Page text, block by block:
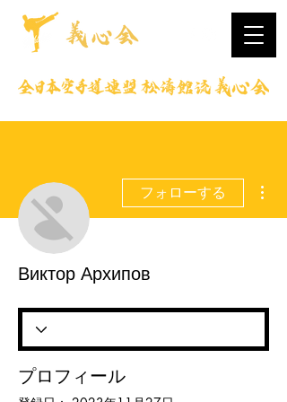
フォローする
Виктор Архипов
プロフィール